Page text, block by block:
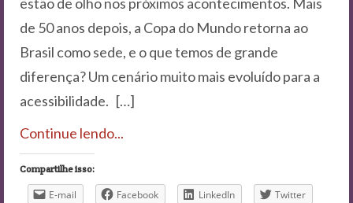
de 50 anos depois, a Copa do Mundo retorna ao
Brasil como sede, e o que temos de grande
diferença? Um cenário muito mais evoluído para a
acessibilidade. […]
Continue lendo...
Compartilhe isso:
E-mail Facebook LinkedIn
Twitter